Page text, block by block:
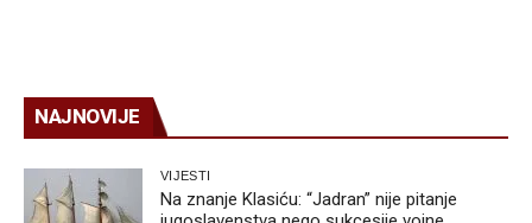
NAJNOVIJE
VIJESTI
Na znanje Klasiću: “Jadran” nije pitanje